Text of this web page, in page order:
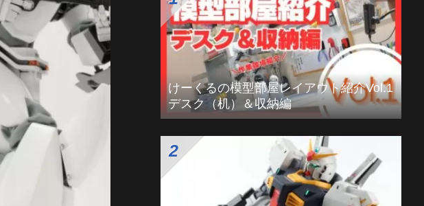
生息地：ふくしま
更新は不定期です
Follow @KEKULPEN
人気記事ランキング